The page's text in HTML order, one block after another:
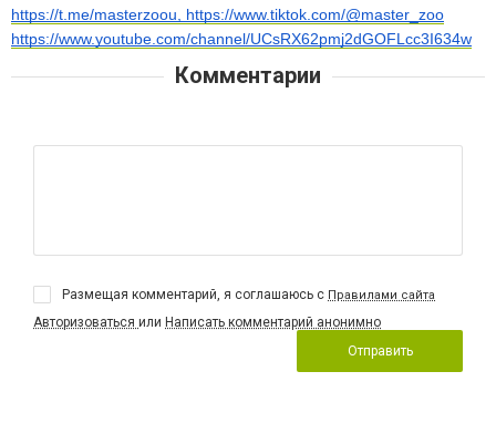
https://t.me/masterzoou, https://www.tiktok.com/@master_zoo
https://www.youtube.com/channel/UCsRX62pmj2dGOFLcc3I634w
Комментарии
Размещая комментарий, я соглашаюсь с Правилами сайта
Авторизоваться или Написать комментарий анонимно
Отправить